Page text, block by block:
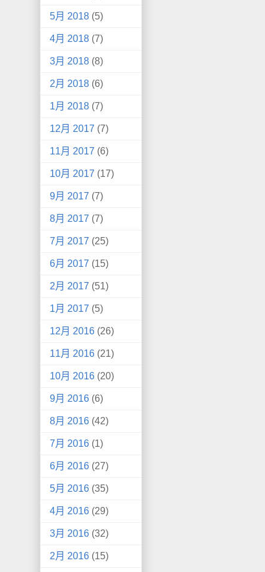
5月 2018 (5)
4月 2018 (7)
3月 2018 (8)
2月 2018 (6)
1月 2018 (7)
12月 2017 (7)
11月 2017 (6)
10月 2017 (17)
9月 2017 (7)
8月 2017 (7)
7月 2017 (25)
6月 2017 (15)
2月 2017 (51)
1月 2017 (5)
12月 2016 (26)
11月 2016 (21)
10月 2016 (20)
9月 2016 (6)
8月 2016 (42)
7月 2016 (1)
6月 2016 (27)
5月 2016 (35)
4月 2016 (29)
3月 2016 (32)
2月 2016 (15)